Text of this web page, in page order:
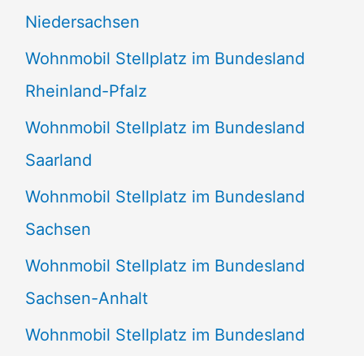
Niedersachsen
Wohnmobil Stellplatz im Bundesland
Rheinland-Pfalz
Wohnmobil Stellplatz im Bundesland
Saarland
Wohnmobil Stellplatz im Bundesland
Sachsen
Wohnmobil Stellplatz im Bundesland
Sachsen-Anhalt
Wohnmobil Stellplatz im Bundesland